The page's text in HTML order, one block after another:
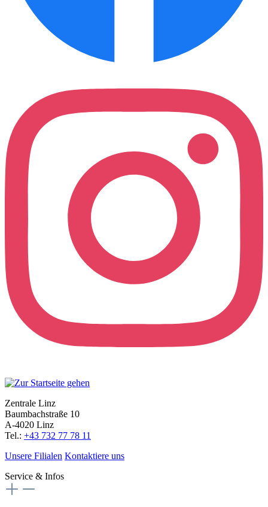
Zentrale Linz
Baumbachstraße 10
A-4020 Linz
Tel.: +43 732 77 78 11
Unsere Filialen Kontaktiere uns
Service & Infos